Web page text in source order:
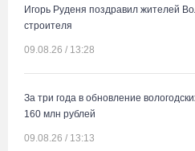
Игорь Руденя поздравил жителей
строителя
09.08.26 / 13:28
За три года в обновление
160 млн рублей
09.08.26 / 13:13